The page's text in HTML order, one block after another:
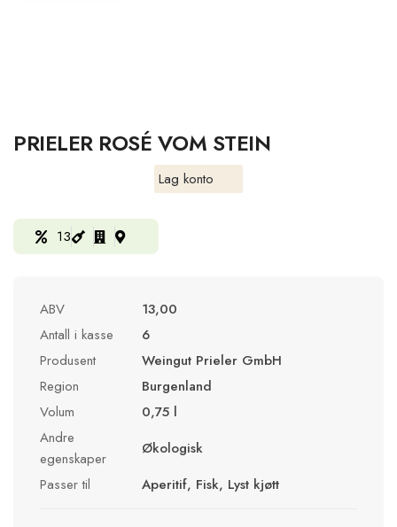
PRIELER ROSÉ VOM STEIN
Lag konto
13
ABV
13,00
Antall i kasse
6
Produsent
Weingut Prieler GmbH
Region
Burgenland
Volum
0,75 l
Andre
egenskaper
Økologisk
Passer til
Aperitif, Fisk, Lyst kjøtt